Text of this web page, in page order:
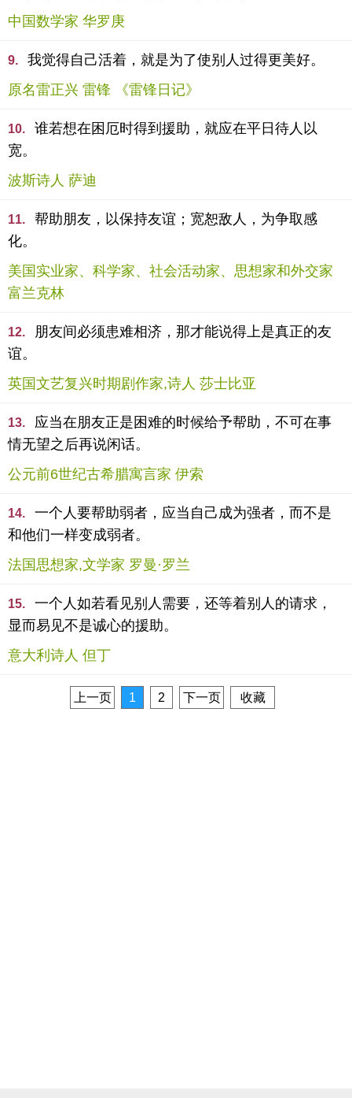
中国数学家 华罗庚
9.
我觉得自己活着，就是为了使别人过得更美好。
原名雷正兴 雷锋 《雷锋日记》
10.
谁若想在困厄时得到援助，就应在平日待人以
宽。
波斯诗人 萨迪
11.
帮助朋友，以保持友谊；宽恕敌人，为争取感
化。
美国实业家、科学家、社会活动家、思想家和外交家
富兰克林
12.
朋友间必须患难相济，那才能说得上是真正的友
谊。
英国文艺复兴时期剧作家,诗人 莎士比亚
13.
应当在朋友正是困难的时候给予帮助，不可在事
情无望之后再说闲话。
公元前6世纪古希腊寓言家 伊索
14.
一个人要帮助弱者，应当自己成为强者，而不是
和他们一样变成弱者。
法国思想家,文学家 罗曼·罗兰
15.
一个人如若看见别人需要，还等着别人的请求，
显而易见不是诚心的援助。
意大利诗人 但丁
上一页 1 2 下一页 收藏